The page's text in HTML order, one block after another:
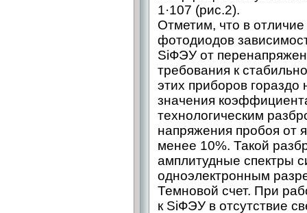
1·107 (рис.2).
Отметим, что в
фотодиодов
SiФЭУ от
требования к
этих приборов
значения
технологическим
напряжения пробоя от
менее 10%. Такой
амплитудные спектры
одноэлектронным
Темновой счет. При
к SiФЭУ в отсутствие